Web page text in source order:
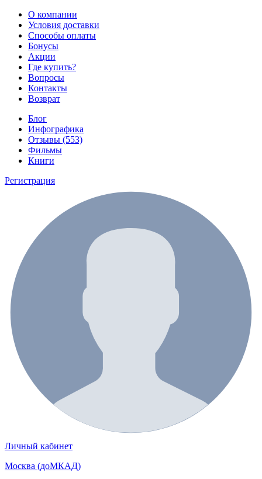
О компании
Условия доставки
Способы оплаты
Бонусы
Акции
Где купить?
Вопросы
Контакты
Возврат
Блог
Инфографика
Отзывы (553)
Фильмы
Книги
Регистрация
Личный кабинет
Москва (доМКАД)